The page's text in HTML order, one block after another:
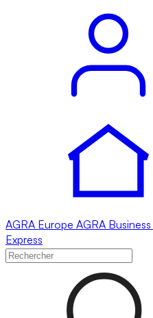
AGRA Europe AGRA Business
Express